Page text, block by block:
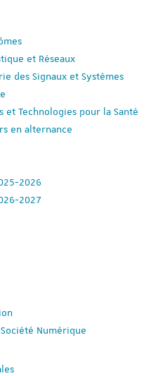
et Réseaux
des Signaux et Systèmes
et Technologies pour la Santé
en alternance
2026
2027
Numérique